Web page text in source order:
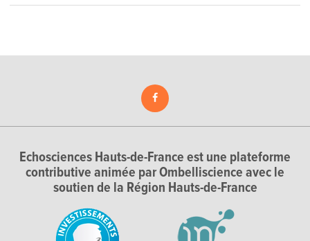
Echosciences Hauts-de-France est une plateforme
contributive animée par Ombelliscience avec le
soutien de la Région Hauts-de-France